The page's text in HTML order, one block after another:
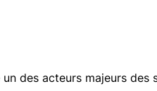
des acteurs majeurs des